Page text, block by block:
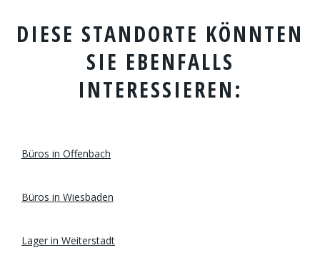
DIESE STANDORTE KÖNNTEN
SIE EBENFALLS
INTERESSIEREN:
Büros in Offenbach
Büros in Wiesbaden
Lager in Weiterstadt